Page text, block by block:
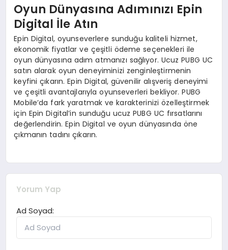
Oyun Dünyasına Adımınızı Epin
Digital İle Atın
Epin Digital, oyunseverlere sunduğu kaliteli hizmet,
ekonomik fiyatlar ve çeşitli ödeme seçenekleri ile
oyun dünyasına adım atmanızı sağlıyor. Ucuz PUBG UC
satın alarak oyun deneyiminizi zenginleştirmenin
keyfini çıkarın. Epin Digital, güvenilir alışveriş deneyimi
ve çeşitli avantajlarıyla oyunseverleri bekliyor. PUBG
Mobile’da fark yaratmak ve karakterinizi özelleştirmek
için Epin Digital’in sunduğu ucuz PUBG UC fırsatlarını
değerlendirin. Epin Digital ve oyun dünyasında öne
çıkmanın tadını çıkarın.
Yorum Yap
Ad Soyad: